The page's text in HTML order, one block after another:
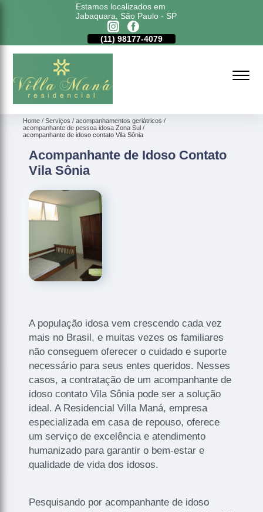
Estamos localizados em
Jabaquara, São Paulo - SP
(11) 98177-4079
Home Serviços
acompanhamentos geriátricos
acompanhante de pessoa idosa Zona Sul
acompanhante de idoso contato Vila Sônia
Acompanhante de Idoso Contato
Vila Sônia
A população idosa vem crescendo cada vez
mais no Brasil, e muitas vezes os familiares
não conseguem oferecer o cuidado e suporte
necessário para seus entes queridos. Nesses
casos, a contratação de um acompanhante de
idoso contato Vila Sônia pode ser a solução
ideal. A Residencial Villa Maná, empresa
especializada em casa de repouso, oferece
um serviço de excelência e atendimento
humanizado para garantir o bem-estar e
qualidade de vida dos idosos.
Pesquisando por acompanhante de idoso